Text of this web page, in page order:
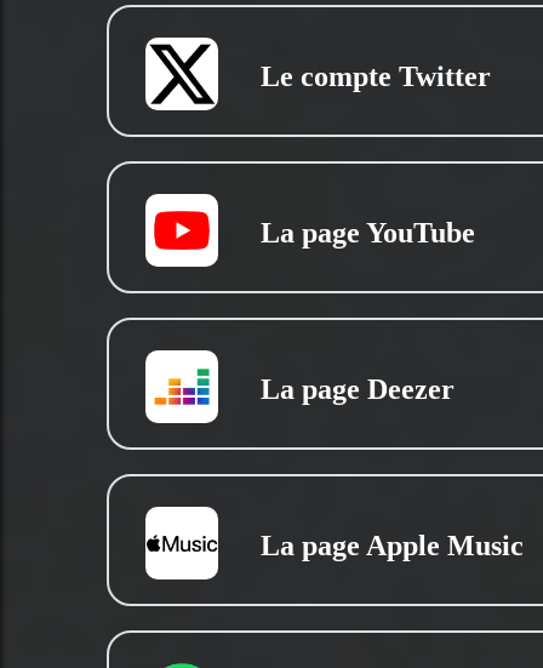
Le compte Twitter
La page YouTube
La page Deezer
La page Apple Music